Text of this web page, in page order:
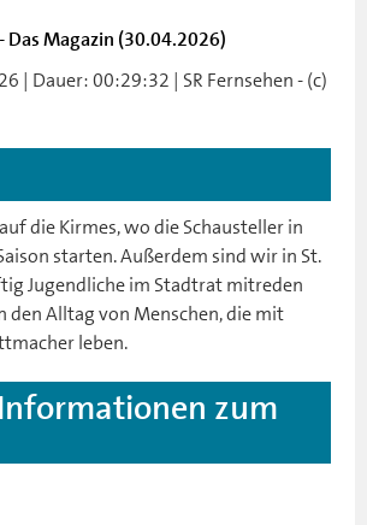
Das Magazin (30.04.2026)
| Dauer: 00:29:32 | SR Fernsehen - (c)
die Kirmes, wo die Schausteller in
starten. Außerdem sind wir in St.
Jugendliche im Stadtrat mitreden
den Alltag von Menschen, die mit
leben.
zum